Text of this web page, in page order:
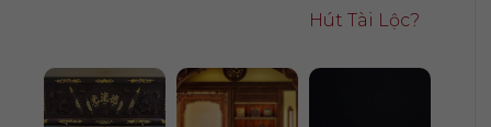
Hút Tài Lộc?